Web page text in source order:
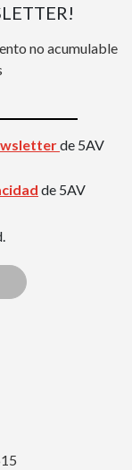
no acumulable
de 5AV
de 5AV